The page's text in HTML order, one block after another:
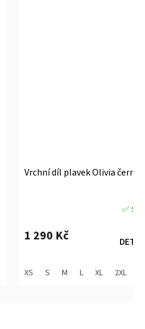
Vrchní díl plavek Olivia černé
produktu
z
5
✅
1 290 Kč
XS S M L XL 2XL